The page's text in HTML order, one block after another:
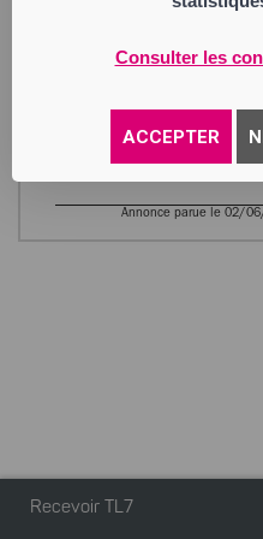
Consulter les
ACCEPTER
les deux mois de la
EIRL TRAITEUR FAYE J-M
3 rue Edmond Charpentier
42100 Saint-Étienne
Annonce parue le 02/
Recevoir TL7